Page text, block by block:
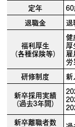
定年
退職金
福利厚生
（各種保険等）
健
厚
雇
労
研修制度
新
新卒採用実績
（過去3年間）
新卒離職者数